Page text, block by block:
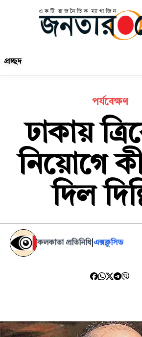
প্রচ্ছদ
পর্যবেক্ষণ
ঢাকায়
নিয়োগে কী
দিল
কলকাতা প্রতিনিধি| এক্সক্লুসিভ